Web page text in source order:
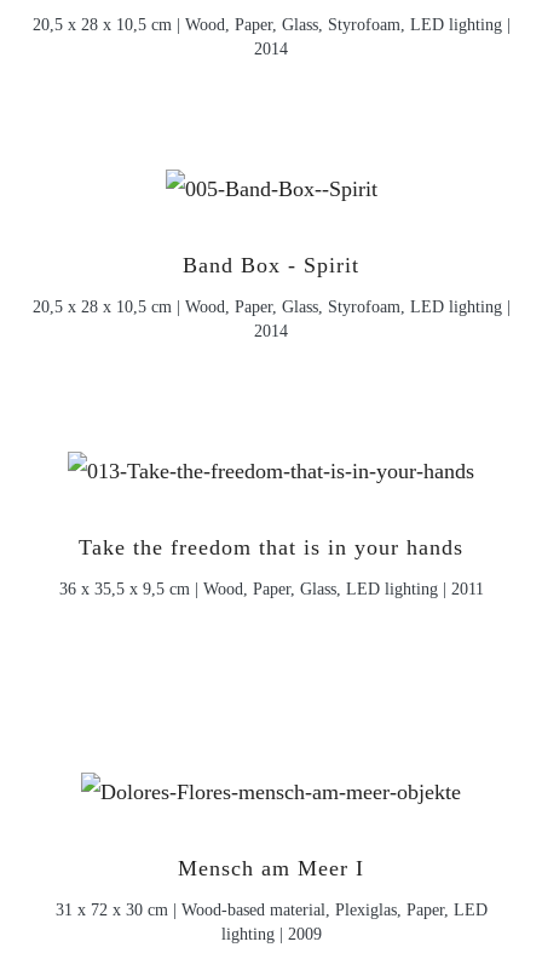
20,5 x 28 x 10,5 cm | Wood, Paper, Glass, Styrofoam, LED lighting |
2014
Band Box - Spirit
20,5 x 28 x 10,5 cm | Wood, Paper, Glass, Styrofoam, LED lighting |
2014
Take the freedom that is in your hands
36 x 35,5 x 9,5 cm | Wood, Paper, Glass, LED lighting | 2011
Mensch am Meer I
31 x 72 x 30 cm | Wood-based material, Plexiglas, Paper, LED
lighting | 2009